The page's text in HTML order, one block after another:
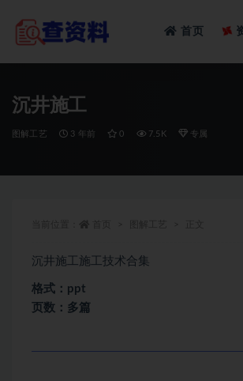
首页
沉井施工
图解工艺 3 年前 0 7.5K 专属
沉井施工施工技术合集
格式：ppt
页数：多篇